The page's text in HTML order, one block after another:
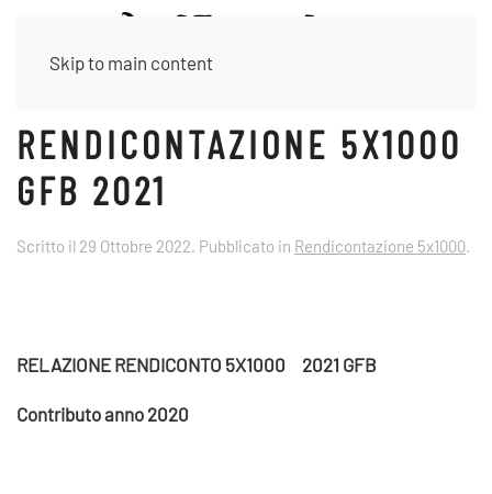
Skip to main content
RENDICONTAZIONE 5X1000
GFB 2021
Scritto il 29 Ottobre 2022. Pubblicato in Rendicontazione 5x1000.
RELAZIONE RENDICONTO 5X1000 2021 GFB
Contributo anno 2020